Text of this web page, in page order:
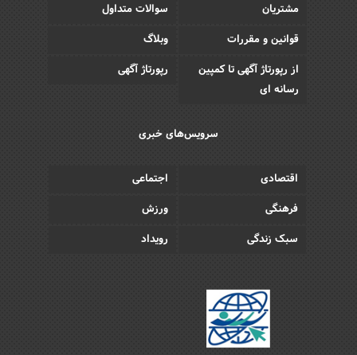
مشتریان
سوالات متداول
قوانین و مقررات
وبلاگ
از رپورتاژ آگهی تا کمپین
رسانه ای
رپورتاژ آگهی
سرویس‌های خبری
اقتصادی
اجتماعی
فرهنگی
ورزش
سبک زندگی
رویداد